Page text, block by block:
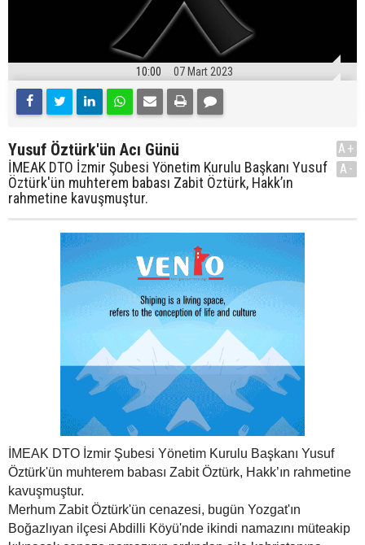
10:00 07 Mart 2023
Yusuf Öztürk'ün Acı Günü
İMEAK DTO İzmir Şubesi Yönetim Kurulu Başkanı Yusuf
Öztürk'ün muhterem babası Zabit Öztürk, Hakk’ın
rahmetine kavuşmuştur.
A+
A-
İMEAK DTO İzmir Şubesi Yönetim Kurulu Başkanı Yusuf
Öztürk'ün muhterem babası Zabit Öztürk, Hakk’ın rahmetine
kavuşmuştur.
Merhum Zabit Öztürk'ün cenazesi, bugün Yozgat'ın
Boğazlıyan ilçesi Abdilli Köyü'nde ikindi namazını müteakip